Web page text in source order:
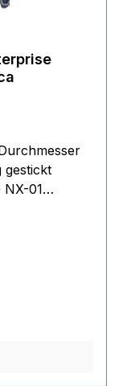
gestickt
01